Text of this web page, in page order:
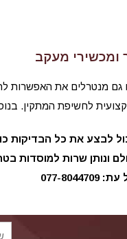
ומכשירי מעקב
מנטרלים את האפשרות
לחשיפת המתקין.
לבצע את כל הבדיקות
ונותן שרות למוסדות